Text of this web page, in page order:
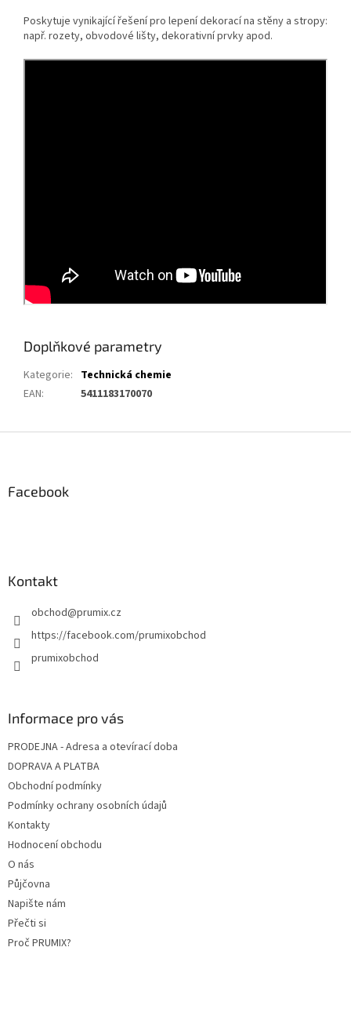
Poskytuje vynikající řešení pro lepení dekorací na stěny a stropy:
např. rozety, obvodové lišty, dekorativní prvky apod.
Doplňkové parametry
Kategorie: Technická chemie
EAN: 5411183170070
Facebook
Kontakt
obchod@prumix.cz
https://facebook.com/prumixobchod
prumixobchod
Informace pro vás
PRODEJNA - Adresa a otevírací doba
DOPRAVA A PLATBA
Obchodní podmínky
Podmínky ochrany osobních údajů
Kontakty
Hodnocení obchodu
O nás
Půjčovna
Napište nám
Přečti si
Proč PRUMIX?